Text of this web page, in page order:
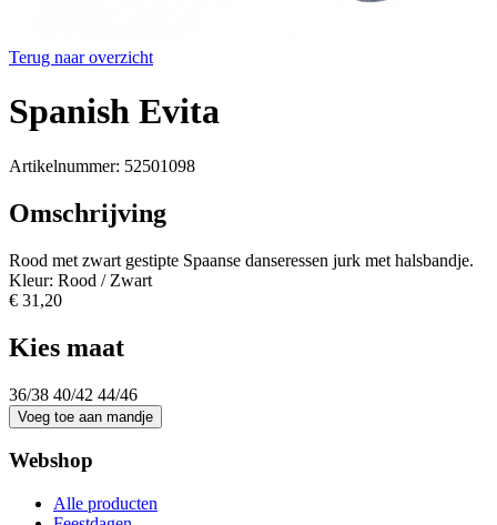
Terug naar overzicht
Spanish Evita
Artikelnummer: 52501098
Omschrijving
Rood met zwart gestipte Spaanse danseressen jurk met halsbandje.
Kleur: Rood / Zwart
€ 31,20
Kies maat
36/38 40/42 44/46
Webshop
Alle producten